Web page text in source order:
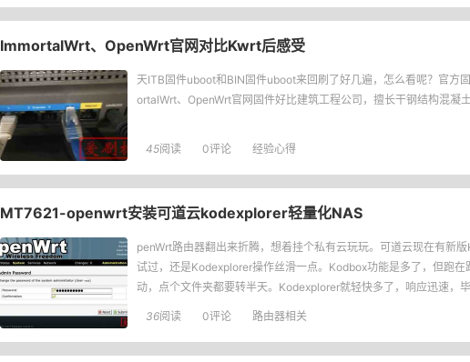
ImmortalWrt、OpenWrt官网对比Kwrt后感受
天ITB固件uboot和BIN固件uboot来回刷了好几遍，怎么看呢？官方
ortalWrt、OpenWrt官网固件好比建筑工程公司，擅长干钢结构混凝
45阅读 0评论 经验心得
MT7621-openwrt安装可道云kodexplorer轻量化NAS
penWrt路由器翻出来折腾，想着挂个私有云玩玩。可道云现在有新
试过，还是Kodexplorer操作丝滑一点。Kodbox功能是多了，但跑
动，点个文件夹都要转半天。Kodexplorer就轻快多了，响应迅速，
36阅读 0评论 路由器相关